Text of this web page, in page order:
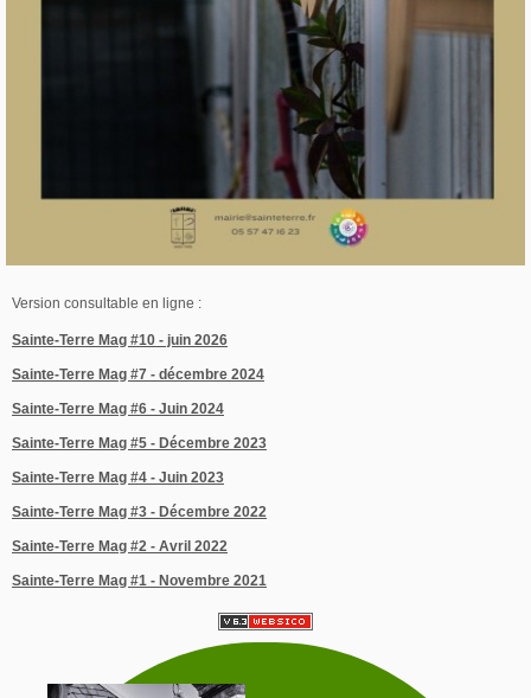
Version consultable en ligne :
Sainte-Terre Mag #10 - juin 2026
Sainte-Terre Mag #7 - décembre 2024
Sainte-Terre Mag #6 - Juin 2024
Sainte-Terre Mag #5 - Décembre 2023
Sainte-Terre Mag #4 - Juin 2023
Sainte-Terre Mag #3 - Décembre 2022
Sainte-Terre Mag #2 - Avril 2022
Sainte-Terre Mag #1 - Novembre 2021